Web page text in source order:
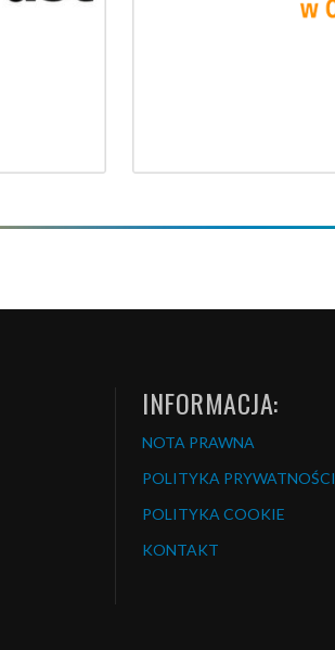
INFORMACJA:
NOTA PRAWNA
POLITYKA PRYWATNOŚCI
POLITYKA COOKIE
KONTAKT